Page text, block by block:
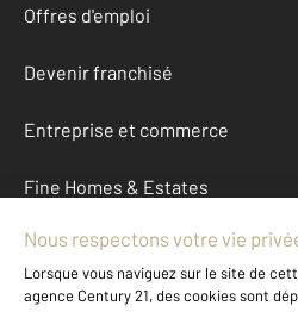
Offres d'emploi
Devenir franchisé
Entreprise et commerce
Fine Homes & Estates
À propos
International